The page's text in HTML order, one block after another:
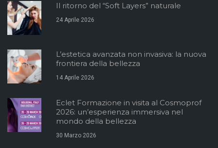
Il ritorno del “Soft Layers” naturale
24 Aprile 2026
L’estetica avanzata non invasiva: la nuova
frontiera della bellezza
14 Aprile 2026
Eclet Formazione in visita al Cosmoprof
2026: un’esperienza immersiva nel
mondo della bellezza
30 Marzo 2026